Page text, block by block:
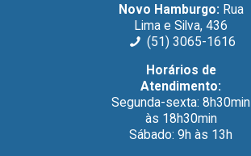
Novo Hamburgo: Rua
Lima e Silva, 436
(51) 3065-1616
Horários de
Atendimento:
Segunda-sexta: 8h30min
às 18h30min
Sábado: 9h às 13h